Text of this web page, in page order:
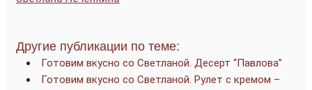
Другие публикации по теме:
Готовим вкусно со Светланой. Десерт “Павлова”
Готовим вкусно со Светланой. Рулет с кремом –